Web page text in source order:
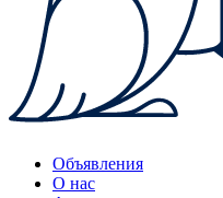
Объявления
О нас